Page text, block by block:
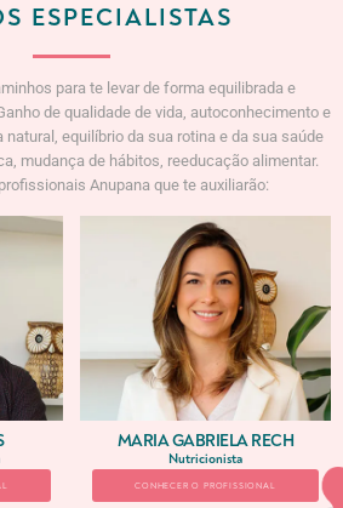
ESPECIALISTAS
para te levar de forma equilibrada e
de qualidade de vida, autoconhecimento e
equilíbrio da sua rotina e da sua saúde
mudança de hábitos, reeducação alimentar.
Anupana que te auxiliarão:
MARIA GABRIELA RECH
Nutricionista
CONHECER O PROFISSIONAL